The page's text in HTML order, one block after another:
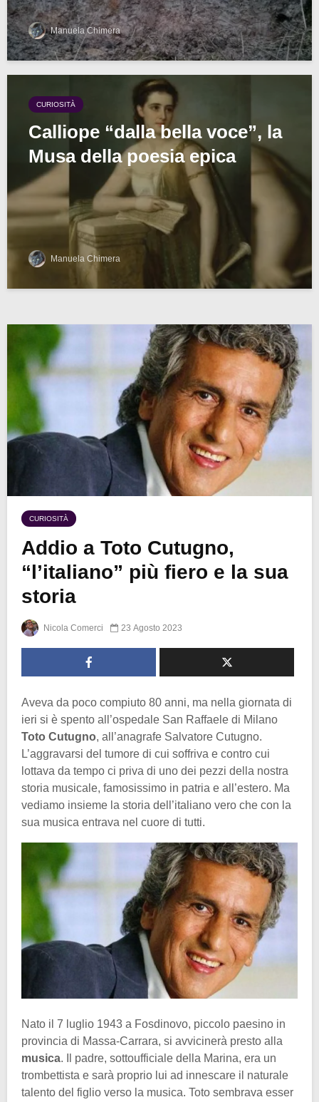
Manuela Chimera
CURIOSITÀ
Calliope “dalla bella voce”, la
Musa della poesia epica
Manuela Chimera
CURIOSITÀ
Addio a Toto Cutugno,
“l’italiano” più fiero e la sua
storia
Nicola Comerci 23 Agosto 2023
Aveva da poco compiuto 80 anni, ma nella giornata di
ieri si è spento all’ospedale San Raffaele di Milano
Toto Cutugno, all’anagrafe Salvatore Cutugno.
L’aggravarsi del tumore di cui soffriva e contro cui
lottava da tempo ci priva di uno dei pezzi della nostra
storia musicale, famosissimo in patria e all’estero. Ma
vediamo insieme la storia dell’italiano vero che con la
sua musica entrava nel cuore di tutti.
Nato il 7 luglio 1943 a Fosdinovo, piccolo paesino in
provincia di Massa-Carrara, si avvicinerà presto alla
musica. Il padre, sottoufficiale della Marina, era un
trombettista e sarà proprio lui ad innescare il naturale
talento del figlio verso la musica. Toto sembrava esser